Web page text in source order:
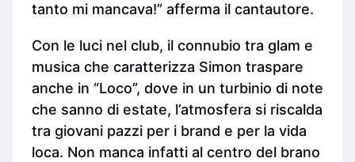
tanto mi mancava!” afferma il cantautore.
Con le luci nel club, il connubio tra glam e
musica che caratterizza Simon traspare
anche in “Loco”, dove in un turbinio di note
che sanno di estate, l’atmosfera si riscalda
tra giovani pazzi per i brand e per la vida
loca. Non manca infatti al centro del brano